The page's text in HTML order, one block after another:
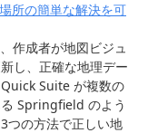
所の簡単な解決を可
作成者が地図ビジュ
し、正確な地理デー
Suite が複数の
Springfield のよう
つの方法で正しい地